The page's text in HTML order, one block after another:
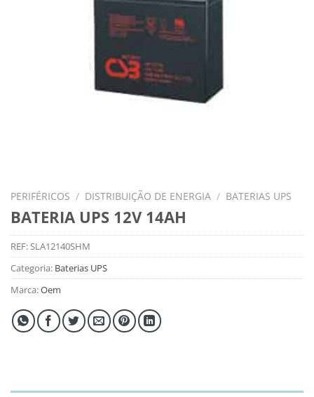
PERIFÉRICOS / DISTRIBUIÇÃO DE ENERGIA / BATERIAS UPS
BATERIA UPS 12V 14AH
REF:SLA12140SHM
Categoria: Baterias UPS
Marca:Oem